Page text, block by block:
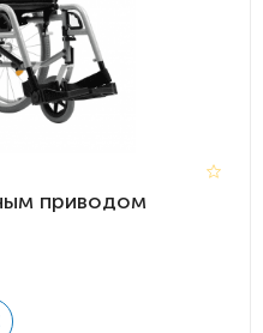
приводом